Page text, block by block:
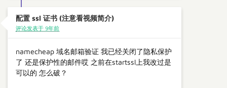
配置 ssl 证书 (注意看视频简介)
评论发表于 9年前
namecheap 域名邮箱验证 我已经关闭了隐私保护
了 还是保护性的邮件哎 之前在startssl上我改过是
可以的 怎么破？